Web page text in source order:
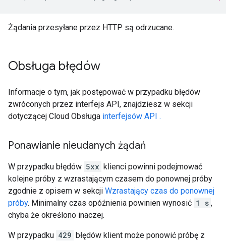
Żądania przesyłane przez HTTP są odrzucane.
Obsługa błędów
Informacje o tym, jak postępować w przypadku błędów
zwróconych przez interfejs API, znajdziesz w sekcji
dotyczącej Cloud Obsługa interfejsów API .
Ponawianie nieudanych żądań
W przypadku błędów 5xx klienci powinni podejmować
kolejne próby z wzrastającym czasem do ponownej próby
zgodnie z opisem w sekcji Wzrastający czas do ponownej
próby. Minimalny czas opóźnienia powinien wynosić 1 s ,
chyba że określono inaczej.
W przypadku 429 błędów klient może ponowić próbę z